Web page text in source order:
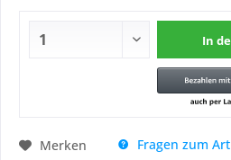
In
Merken
Fragen zum